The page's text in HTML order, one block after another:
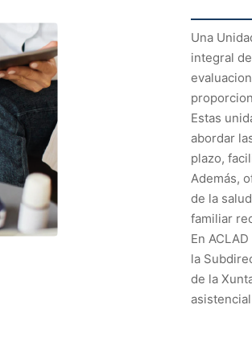
Una
integral
Estas
abordar
plazo,
Además,
de la
familiar
En
la
de la